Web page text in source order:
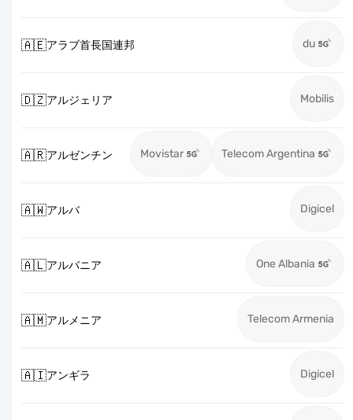
🇦🇪アラブ首長国連邦 du
🇩🇿アルジェリア Mobilis
🇦🇷アルゼンチン Movistar Telecom Argentina
🇦🇼アルバ Digicel
🇦🇱アルバニア One Albania
🇦🇲アルメニア Telecom Armenia
🇦🇮アンギラ Digicel